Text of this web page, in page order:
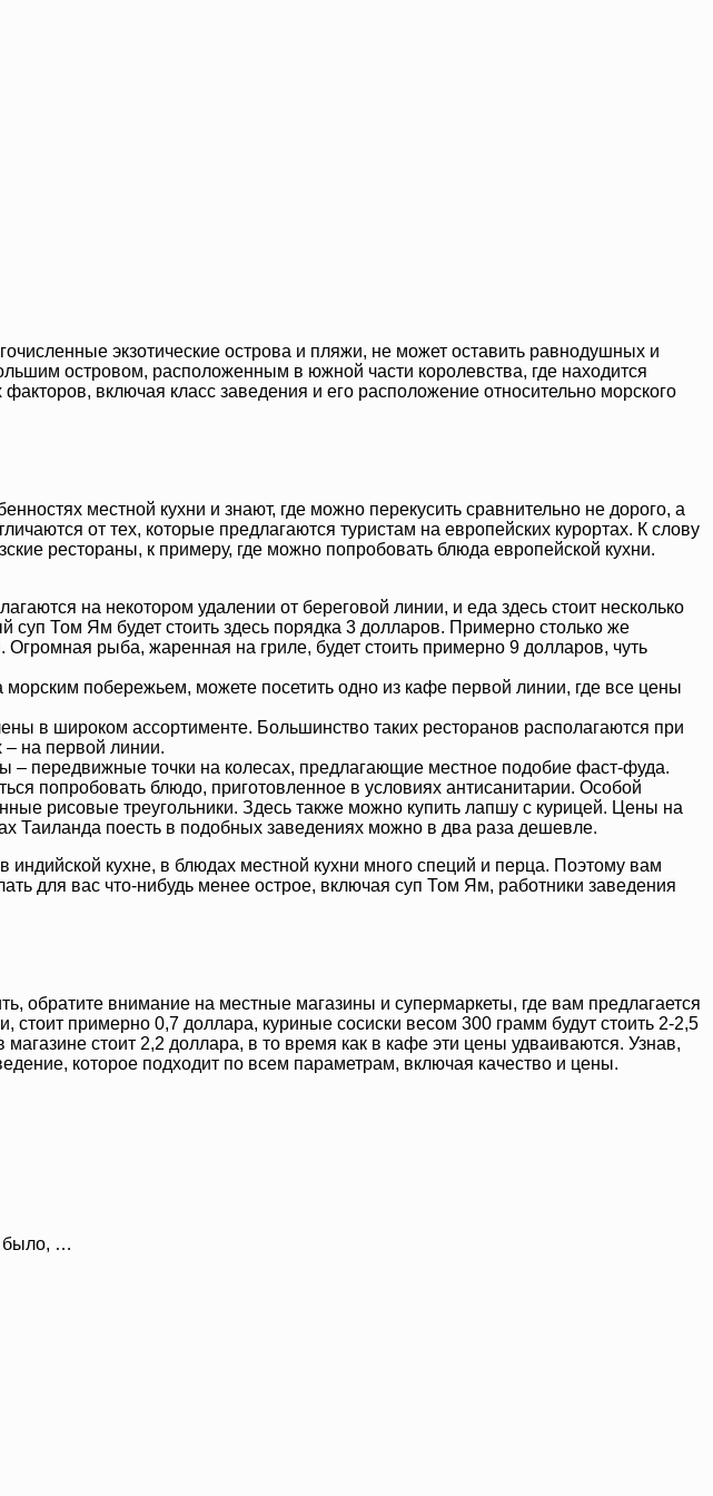
экзотические острова и пляжи, не может оставить равнодушных и
островом, расположенным в южной части королевства, где находится
включая класс заведения и его расположение относительно морского
местной кухни и знают, где можно перекусить сравнительно не дорого, а
от тех, которые предлагаются туристам на европейских курортах. К слову
рестораны, к примеру, где можно попробовать блюда европейской кухни.
на некотором удалении от береговой линии, и еда здесь стоит несколько
Том Ям будет стоить здесь порядка 3 долларов. Примерно столько же
рыба, жаренная на гриле, будет стоить примерно 9 долларов, чуть
побережьем, можете посетить одно из кафе первой линии, где все цены
в широком ассортименте. Большинство таких ресторанов располагаются при
– на первой линии.
– передвижные точки на колесах, предлагающие местное подобие фаст-фуда.
попробовать блюдо, приготовленное в условиях антисанитарии. Особой
рисовые треугольники. Здесь также можно купить лапшу с курицей. Цены на
Таиланда поесть в подобных заведениях можно в два раза дешевле.
кухне, в блюдах местной кухни много специй и перца. Поэтому вам
для вас что-нибудь менее острое, включая суп Том Ям, работники заведения
обратите внимание на местные магазины и супермаркеты, где вам предлагается
примерно 0,7 доллара, куриные сосиски весом 300 грамм будут стоить 2-2,5
стоит 2,2 доллара, в то время как в кафе эти цены удваиваются. Узнав,
которое подходит по всем параметрам, включая качество и цены.
было, …